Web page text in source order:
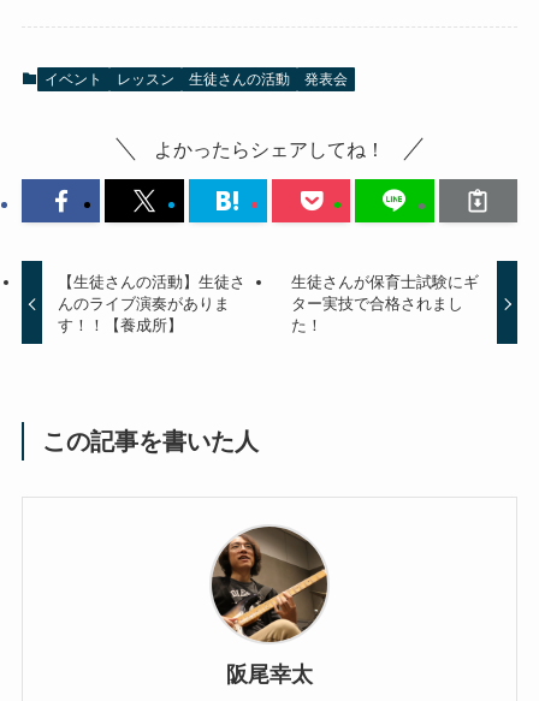
イベント レッスン 生徒さんの活動 発表会
よかったらシェアしてね！
【生徒さんの活動】生徒さ
んのライブ演奏がありま
す！！【養成所】
生徒さんが保育士試験にギ
ター実技で合格されまし
た！
この記事を書いた人
阪尾幸太